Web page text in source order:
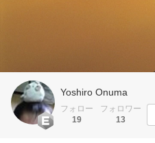
Yoshiro Onuma
フォロー
19
フォロワー
13